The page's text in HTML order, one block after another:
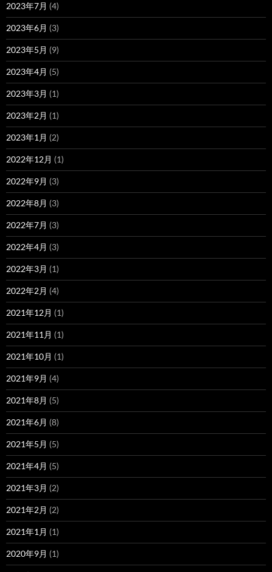
2023年7月 (4)
2023年6月 (3)
2023年5月 (9)
2023年4月 (5)
2023年3月 (1)
2023年2月 (1)
2023年1月 (2)
2022年12月 (1)
2022年9月 (3)
2022年8月 (3)
2022年7月 (3)
2022年4月 (3)
2022年3月 (1)
2022年2月 (4)
2021年12月 (1)
2021年11月 (1)
2021年10月 (1)
2021年9月 (4)
2021年8月 (5)
2021年6月 (8)
2021年5月 (5)
2021年4月 (5)
2021年3月 (2)
2021年2月 (2)
2021年1月 (1)
2020年9月 (1)